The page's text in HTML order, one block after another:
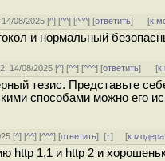
08/2025 [^] [^^] [^^^] [ответить] [к
и нормальный
14/08/2025 [^] [^^] [^^^] [ответить] [к
тезис. Представьте
способами можно его
[^] [^^] [^^^] [ответить][↑] [к
http 1.1 и http 2 и